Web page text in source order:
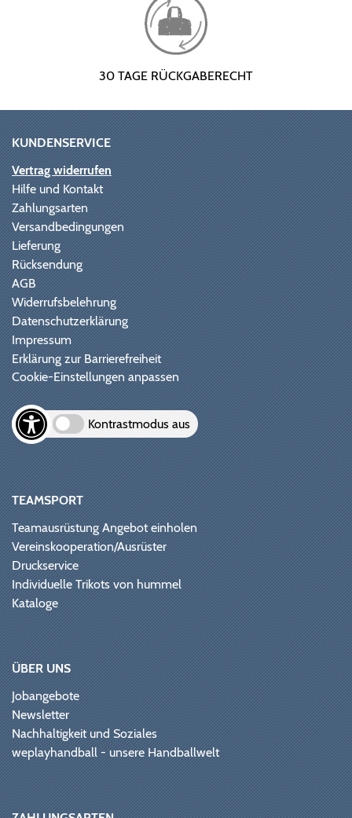
30 TAGE RÜCKGABERECHT
KUNDENSERVICE
Vertrag widerrufen
Hilfe und Kontakt
Zahlungsarten
Versandbedingungen
Lieferung
Rücksendung
AGB
Widerrufsbelehrung
Datenschutzerklärung
Impressum
Erklärung zur Barrierefreiheit
Cookie-Einstellungen anpassen
Kontrastmodus aus
TEAMSPORT
Teamausrüstung Angebot einholen
Vereinskooperation/Ausrüster
Druckservice
Individuelle Trikots von hummel
Kataloge
ÜBER UNS
Jobangebote
Newsletter
Nachhaltigkeit und Soziales
weplayhandball - unsere Handballwelt